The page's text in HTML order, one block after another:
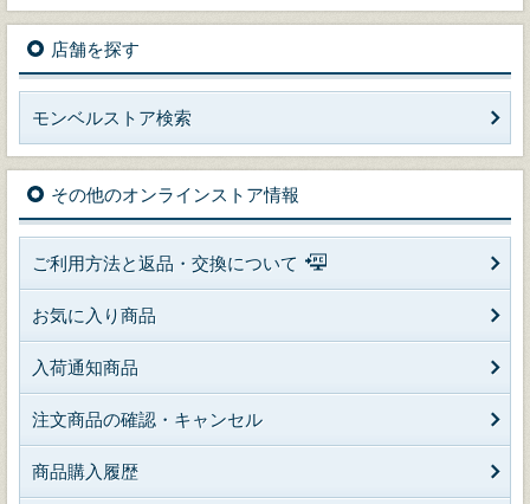
店舗を探す
モンベルストア検索
その他のオンラインストア情報
ご利用方法と返品・交換について
お気に入り商品
入荷通知商品
注文商品の確認・キャンセル
商品購入履歴